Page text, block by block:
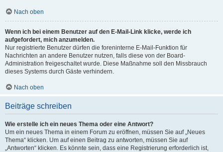
Nach oben
Wenn ich bei einem Benutzer auf den E-Mail-Link klicke, werde ich
aufgefordert, mich anzumelden.
Nur registrierte Benutzer dürfen die foreninterne E-Mail-Funktion für
Nachrichten an andere Benutzer nutzen, falls diese von der Board-
Administration freigeschaltet wurde. Diese Maßnahme soll den Missbrauch
dieses Systems durch Gäste verhindern.
Nach oben
Beiträge schreiben
Wie erstelle ich ein neues Thema oder eine Antwort?
Um ein neues Thema in einem Forum zu eröffnen, müssen Sie auf „Neues
Thema“ klicken. Um auf einen Beitrag zu antworten, müssen Sie auf
„Antworten“ klicken. Es könnte sein, dass eine Registrierung erforderlich ist,